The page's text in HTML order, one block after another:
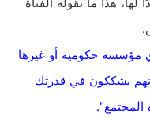
مؤسسة حكومية أو غيرها
يشككون في قدرتك
المجتمع".